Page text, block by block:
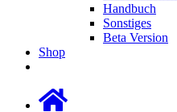
Handbuch
Sonstiges
Beta Version
Shop